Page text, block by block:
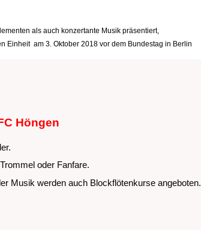
als auch konzertante Musik präsentiert,
Einheit am 3. Oktober 2018 vor dem Bundestag in Berlin
Höngen
oder Fanfare.
Musik werden auch Blockflötenkurse angeboten.